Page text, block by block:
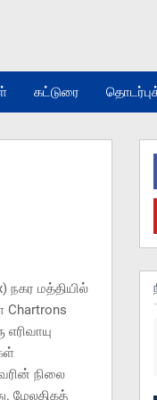
கட்டுரை
நகர மத்தியில்
Chartrons
நிலை
மேலதிகத்